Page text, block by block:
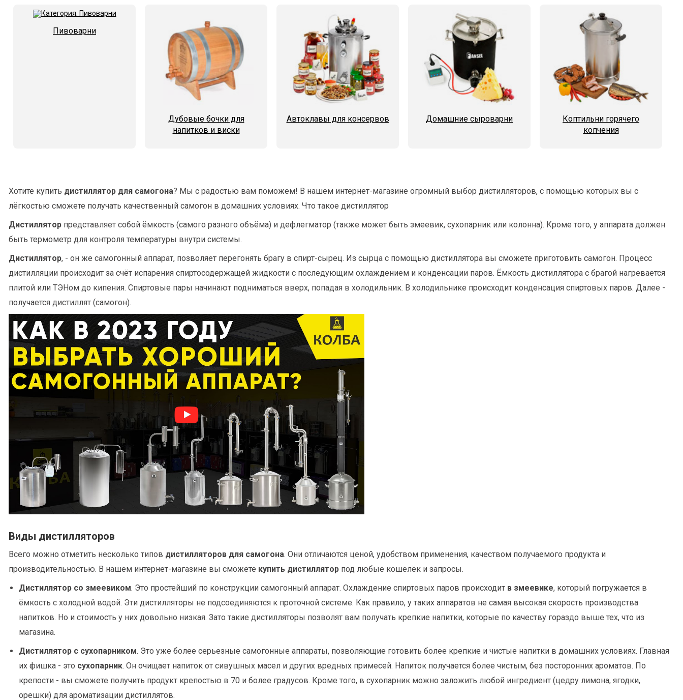
Пивоварни
Дубовые бочки для
напитков и виски
Автоклавы для консервов Домашние сыроварни
Коптильни горячего
копчения
Хотите купить дистиллятор для самогона? Мы с радостью вам поможем! В нашем интернет-магазине огромный выбор дистилляторов, с помощью которых вы с
лёгкостью сможете получать качественный самогон в домашних условиях. Что такое дистиллятор
Дистиллятор представляет собой ёмкость (самого разного объёма) и дефлегматор (также может быть змеевик, сухопарник или колонна). Кроме того, у аппарата должен
быть термометр для контроля температуры внутри системы.
Дистиллятор, - он же самогонный аппарат, позволяет перегонять брагу в спирт-сырец. Из сырца с помощью дистиллятора вы сможете приготовить самогон. Процесс
дистилляции происходит за счёт испарения спиртосодержащей жидкости с последующим охлаждением и конденсации паров. Ёмкость дистиллятора с брагой нагревается
плитой или ТЭНом до кипения. Спиртовые пары начинают подниматься вверх, попадая в холодильник. В холодильнике происходит конденсация спиртовых паров. Далее -
получается дистиллят (самогон).
Виды дистилляторов
Всего можно отметить несколько типов дистилляторов для самогона. Они отличаются ценой, удобством применения, качеством получаемого продукта и
производительностью. В нашем интернет-магазине вы сможете купить дистиллятор под любые кошелёк и запросы.
Дистиллятор со змеевиком. Это простейший по конструкции самогонный аппарат. Охлаждение спиртовых паров происходит в змеевике, который погружается в
ёмкость с холодной водой. Эти дистилляторы не подсоединяются к проточной системе. Как правило, у таких аппаратов не самая высокая скорость производства
напитков. Но и стоимость у них довольно низкая. Зато такие дистилляторы позволят вам получать крепкие напитки, которые по качеству гораздо выше тех, что из
магазина.
Дистиллятор с сухопарником. Это уже более серьезные самогонные аппараты, позволяющие готовить более крепкие и чистые напитки в домашних условиях. Главная
их фишка - это сухопарник. Он очищает напиток от сивушных масел и других вредных примесей. Напиток получается более чистым, без посторонних ароматов. По
крепости - вы сможете получить продукт крепостью в 70 и более градусов. Кроме того, в сухопарник можно заложить любой ингредиент (цедру лимона, ягодки,
орешки) для ароматизации дистиллятов.